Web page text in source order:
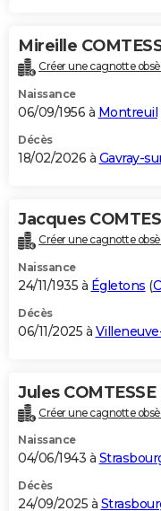
Bricolage
Lifestyle
Culture
Sport
Auto
Television
Voyage
Cinema
Mireille
Créer une cagnotte
Naissance
06/09/1956 à Montreuil
Décès
18/02/2026 à Gavray-
Jacques
Créer une cagnotte
Naissance
24/11/1935 à Égletons (
Décès
06/11/2025 à
Jules COMTESSE
Créer une cagnotte
Naissance
04/06/1943 à
Décès
24/09/2025 à